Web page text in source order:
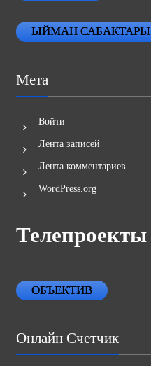
ЫЙМАН САБАКТАРЫ
Мета
Войти
Лента записей
Лента комментариев
WordPress.org
Телепроекты
ОБЪЕКТИВ
Онлайн Счетчик